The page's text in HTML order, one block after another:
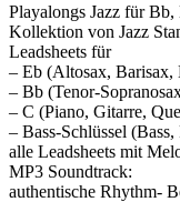
Playalongs Jazz für
Kollektion von Jazz
Leadsheets für
– Eb (Altosax, Barisax,
– Bb (Tenor-
– C (Piano, Gitarre,
– Bass-Schlüssel
alle Leadsheets mit
MP3 Soundtrack:
authentische Rhythm-